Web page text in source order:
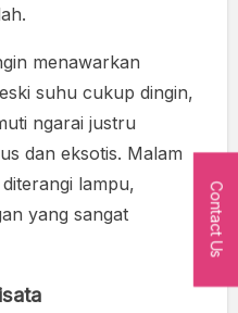
menawarkan
suhu cukup dingin,
ngarai justru
dan eksotis. Malam
lampu,
yang sangat
Contact Us